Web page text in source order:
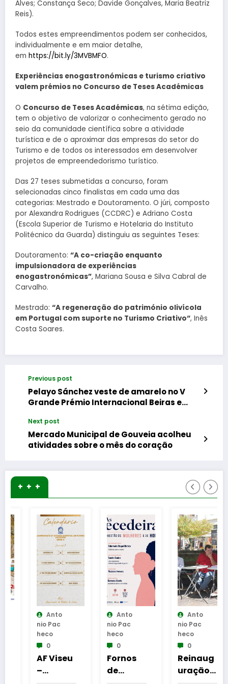
Alves; Constança Seco; Davide Gonçalves, Maria Beatriz
Reis).
Todos estes empreendimentos podem ser conhecidos,
individualmente e em maior detalhe,
em https://bit.ly/3MVBMFO.
Experiências enogastronómicas e turismo criativo
valem prémios no Concurso de Teses Académicas
O Concurso de Teses Académicas, na sétima edição,
tem o objetivo de valorizar o conhecimento gerado no
seio da comunidade científica sobre a atividade
turística e de o aproximar das empresas do setor do
Turismo e de todos os interessados em desenvolver
projetos de empreendedorismo turístico.
Das 27 teses submetidas a concurso, foram
selecionadas cinco finalistas em cada uma das
categorias: Mestrado e Doutoramento. O júri, composto
por Alexandra Rodrigues (CCDRC) e Adriano Costa
(Escola Superior de Turismo e Hotelaria do Instituto
Politécnico da Guarda) distinguiu as seguintes Teses:
Doutoramento: “A co-criação enquanto
impulsionadora de experiências
enogastronómicas”, Mariana Sousa e Silva Cabral de
Carvalho.
Mestrado: “A regeneração do património olivícola
em Portugal com suporte no Turismo Criativo“, Inês
Costa Soares.
Previous post
Pelayo Sánchez veste de amarelo no V
Grande Prémio Internacional Beiras e
Next post
Mercado Municipal de Gouveia acolheu
atividades sobre o mês do coração
+ + +
Anto
Nio Pac
AF Viseu
Anto
Nio Pac
Fornos
Anto
Nio Pac
Reinaug
uração